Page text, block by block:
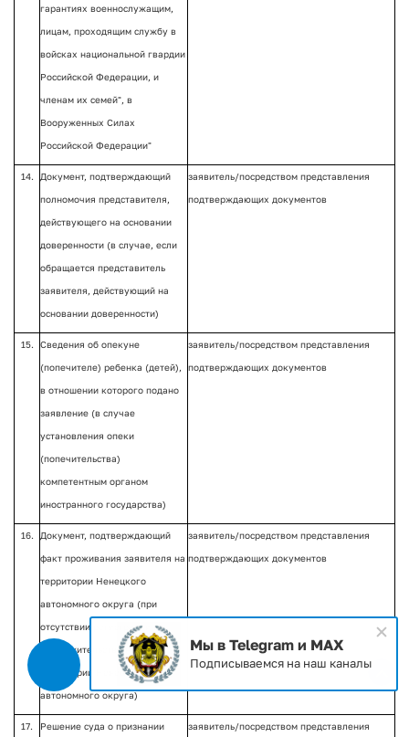
гарантиях военнослужащим,
лицам, проходящим службу в
войсках национальной гвардии
Российской Федерации, и
членам их семей", в
Вооруженных Силах
Российской Федерации"
14. Документ, подтверждающий
полномочия представителя,
действующего на основании
доверенности (в случае, если
обращается представитель
заявителя, действующий на
основании доверенности)
заявитель/посредством представления
подтверждающих документов
15. Сведения об опекуне
(попечителе) ребенка (детей),
в отношении которого подано
заявление (в случае
установления опеки
(попечительства)
компетентным органом
иностранного государства)
заявитель/посредством представления
подтверждающих документов
16. Документ, подтверждающий
факт проживания заявителя на
территории Ненецкого
автономного округа (при
отсутствии регистрации по
месту жительства на
территории Ненецкого
автономного округа)
заявитель/посредством представления
подтверждающих документов
17. Решение суда о признании заявитель/посредством представления
Мы в Telegram и MAX
Подписываемся на наш каналы